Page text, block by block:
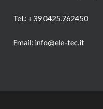
Tel.: +39 0425.762450
Email: info@ele-tec.it